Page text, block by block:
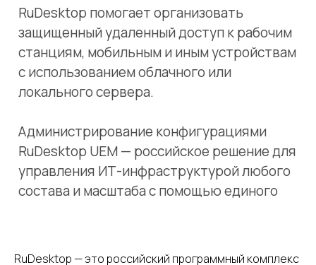
идентификатор помощника
и повышенная защита при авторизации
Держите все под контролем благодаря
функциям инвентаризации,
мониторинга и отчётности
RuDesktop — это российский программный комплекс